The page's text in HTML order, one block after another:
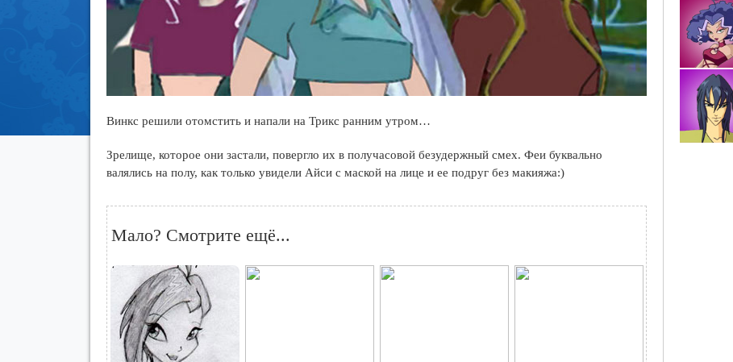
Винкс решили отомстить и напали на Трикс ранним утром…
Зрелище, которое они застали, повергло их в получасовой безудержный смех. Феи буквально
валялись на полу, как только увидели Айси с маской на лице и ее подруг без макияжа:)
Мало? Смотрите ещё...